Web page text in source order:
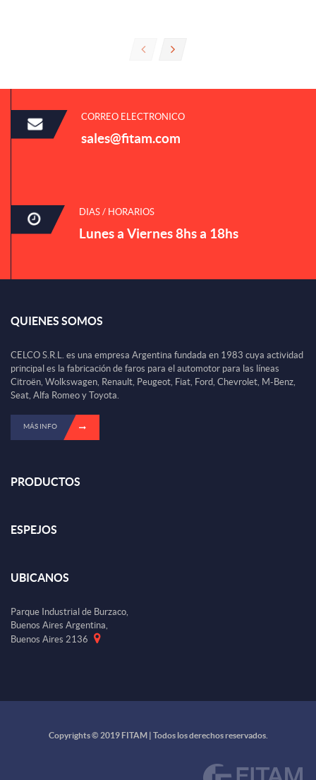
CORREO ELECTRONICO
sales@fitam.com
DIAS / HORARIOS
Lunes a Viernes 8hs a 18hs
QUIENES SOMOS
CELCO S.R.L. es una empresa Argentina fundada en 1983 cuya actividad
principal es la fabricación de faros para el automotor para las líneas
Citroën, Wolkswagen, Renault, Peugeot, Fiat, Ford, Chevrolet, M-Benz,
Seat, Alfa Romeo y Toyota.
MÁS INFO
PRODUCTOS
ESPEJOS
UBICANOS
Parque Industrial de Burzaco,
Buenos Aires Argentina,
Buenos Aires 2136
Copyrights © 2019 FITAM | Todos los derechos reservados.